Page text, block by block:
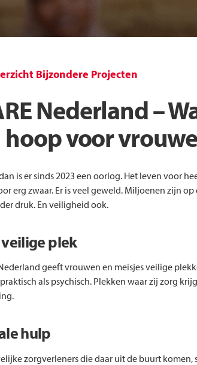
Bijzondere Projecten
Nederland –
hoop voor
is er sinds 2023 een oorlog. Het leven voor
erg zwaar. Er is veel geweld. Miljoenen zijn
druk. En veiligheid ook.
veilige plek
geeft vrouwen en meisjes veilige
als psychisch. Plekken waar zij zorg
hulp
zorgverleners die daar uit de buurt komen,